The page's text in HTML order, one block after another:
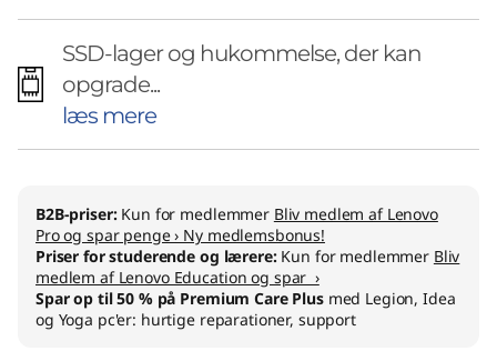
SSD-lager og hukommelse, der kan
opgrade...
læs mere
B2B-priser: Kun for medlemmer Bliv medlem af Lenovo
Pro og spar penge › Ny medlemsbonus!
Priser for studerende og lærere: Kun for medlemmer Bliv
medlem af Lenovo Education og spar ›
Spar op til 50 % på Premium Care Plusmed Legion, Idea
og Yoga pc'er: hurtige reparationer, support